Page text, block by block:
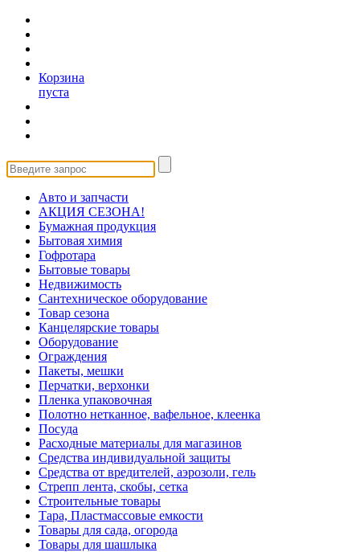
Корзина
пуста
Авто и запчасти
АКЦИЯ СЕЗОНА!
Бумажная продукция
Бытовая химия
Гофротара
Бытовые товары
Недвижимость
Сантехническое оборудование
Товар сезона
Канцелярские товары
Оборудование
Ограждения
Пакеты, мешки
Перчатки, верхонки
Пленка упаковочная
Полотно нетканное, вафельное, клеенка
Посуда
Расходные материалы для магазинов
Средства индивидуальной защиты
Средства от вредителей, аэрозоли, гель
Стрепп лента, скобы, сетка
Строительные товары
Тара, Пластмассовые емкости
Товары для сада, огорода
Товары для шашлыка